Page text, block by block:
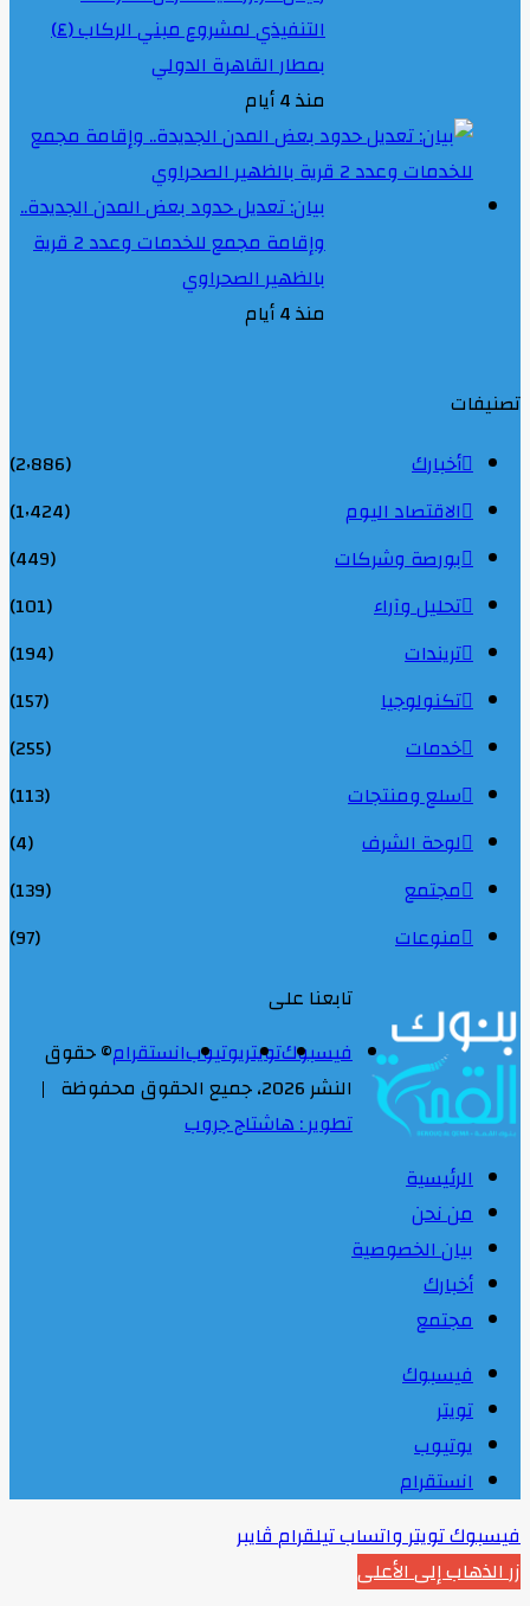
التنفيذي لمشروع مبني الركاب (٤)
بمطار القاهرة الدولي
منذ 4 أيام
بيان: تعديل حدود بعض المدن الجديدة..
وإقامة مجمع للخدمات وعدد 2 قرية
بالظهير الصحراوي
منذ 4 أيام
تصنيفات
أخبارك
(2٬886)
الاقتصاد اليوم
(1٬424)
بورصة وشركات
(449)
تحليل وآراء
(101)
تريندات
(194)
تكنولوجيا
(157)
خدمات
(255)
سلع ومنتجات
(113)
لوحة الشرف
(4)
مجتمع
(139)
منوعات
(97)
تابعنا على
فيسبوكتويتريوتيوبانستقرام© حقوق
النشر 2026، جميع الحقوق محفوظة |
تطوير : هاشتاج جروب
الرئيسية
من نحن
بيان الخصوصية
أخبارك
مجتمع
فيسبوك
تويتر
يوتيوب
انستقرام
فيسبوكتويترواتسابتيلقرامڤايبر
زر الذهاب إلى الأعلى